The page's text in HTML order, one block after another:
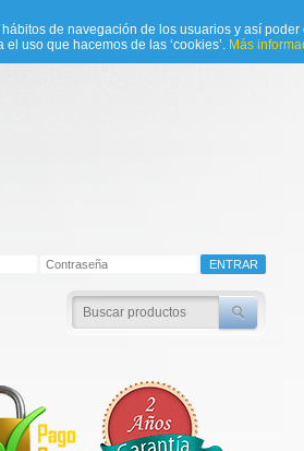
de navegación de los usuarios y así poder
uso que hacemos de las ‘cookies’. Más